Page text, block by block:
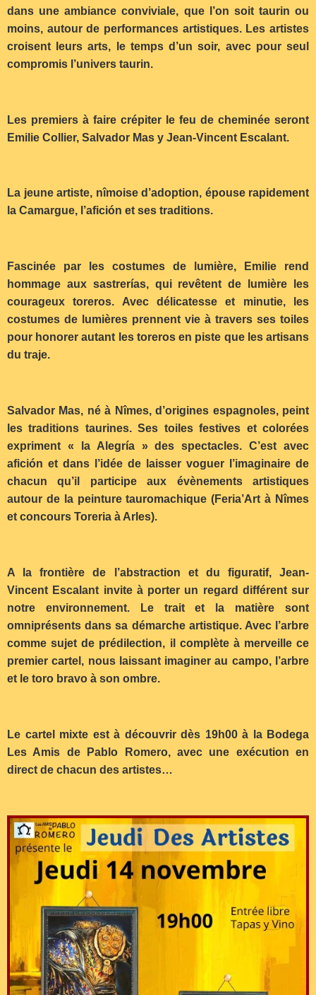
dans une ambiance conviviale, que l’on soit taurin ou
moins, autour de performances artistiques. Les artistes
croisent leurs arts, le temps d’un soir, avec pour seul
compromis l’univers taurin.
Les premiers à faire crépiter le feu de cheminée seront
Emilie Collier, Salvador Mas y Jean-Vincent Escalant.
La jeune artiste, nîmoise d’adoption, épouse rapidement
la Camargue, l’afición et ses traditions.
Fascinée par les costumes de lumière, Emilie rend
hommage aux sastrerías, qui revêtent de lumière les
courageux toreros. Avec délicatesse et minutie, les
costumes de lumières prennent vie à travers ses toiles
pour honorer autant les toreros en piste que les artisans
du traje.
Salvador Mas, né à Nîmes, d’origines espagnoles, peint
les traditions taurines. Ses toiles festives et colorées
expriment « la Alegría » des spectacles. C’est avec
afición et dans l’idée de laisser voguer l’imaginaire de
chacun qu’il participe aux évènements artistiques
autour de la peinture tauromachique (Feria’Art à Nîmes
et concours Toreria à Arles).
A la frontière de l’abstraction et du figuratif, Jean-
Vincent Escalant invite à porter un regard différent sur
notre environnement. Le trait et la matière sont
omniprésents dans sa démarche artistique. Avec l’arbre
comme sujet de prédilection, il complète à merveille ce
premier cartel, nous laissant imaginer au campo, l’arbre
et le toro bravo à son ombre.
Le cartel mixte est à découvrir dès 19h00 à la Bodega
Les Amis de Pablo Romero, avec une exécution en
direct de chacun des artistes…